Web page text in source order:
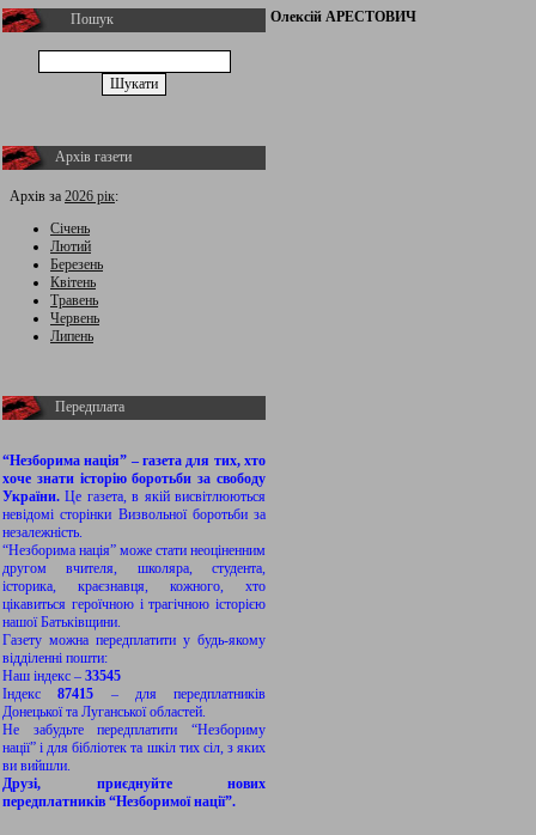
Пошук
Архів газети
Архів за 2026 рік:
Січень
Лютий
Березень
Квітень
Травень
Червень
Липень
Передплата
“Незборима нація” – газета для тих, хто
хоче знати історію боротьби за свободу
України.Це газета, в якій висвітлюються
невідомі сторінки Визвольної боротьби за
незалежність.
“Незборима нація” може стати неоціненним
другом вчителя, школяра, студента,
історика, краєзнавця, кожного, хто
цікавиться героїчною і трагічною історією
нашої Батьківщини.
Газету можна передплатити у будь-якому
відділенні пошти:
Наш індекс – 33545
Індекс87415 – для передплатників
Донецької та Луганської областей.
Не забудьте передплатити “Незбориму
нації” і для бібліотек та шкіл тих сіл, з яких
ви вийшли.
Друзі, приєднуйте нових
передплатників “Незборимої нації”.
Олексій АРЕСТОВИЧ